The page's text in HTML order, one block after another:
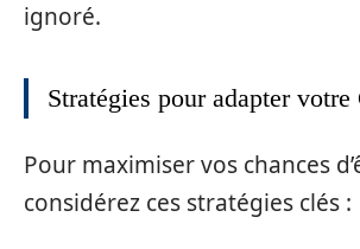
ignoré.
Stratégies pour adapter
Pour maximiser vos chances
considérez ces stratégies clés :